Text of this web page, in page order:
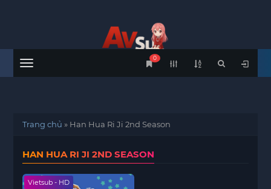
Menu
0
Trang chủ » Han Hua Ri Ji 2nd Season
HAN HUA RI JI 2ND SEASON
Vietsub - HD